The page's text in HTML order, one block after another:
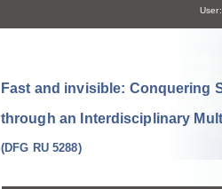
User:
Fast and invisible: Conquering
through an Interdisciplinary
(DFG RU 5288)